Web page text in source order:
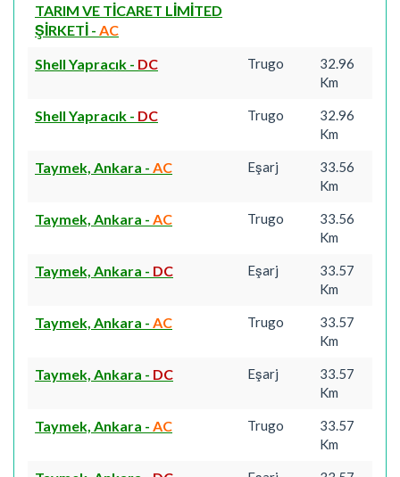
TARIM VE TİCARET LİMİTED
ŞİRKETİ - AC
Shell Yapracık - DC Trugo
32.96
Km
Shell Yapracık - DC Trugo
32.96
Km
Taymek, Ankara - AC Eşarj
33.56
Km
Taymek, Ankara - AC Trugo
33.56
Km
Taymek, Ankara - DC Eşarj
33.57
Km
Taymek, Ankara - AC Trugo
33.57
Km
Taymek, Ankara - DC Eşarj
33.57
Km
Taymek, Ankara - AC Trugo
33.57
Km